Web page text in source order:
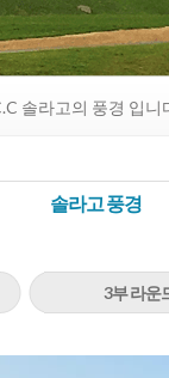
솔라고의 풍경 입니
솔라고 풍경
3부 라운